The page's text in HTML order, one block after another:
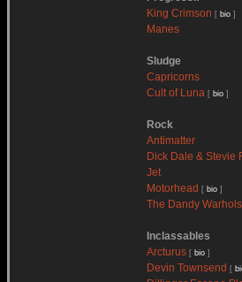
King Crimson [ bio ]
Manes
Sludge
Capricorns
Cult of Luna [ bio ]
Rock
Antimatter
Dick Dale & Stevie
Jet
Motorhead [ bio ]
The Dandy Warhols
Inclassables
Arcturus [ bio ]
Devin Townsend [